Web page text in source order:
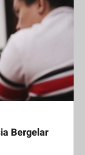
Bergelar